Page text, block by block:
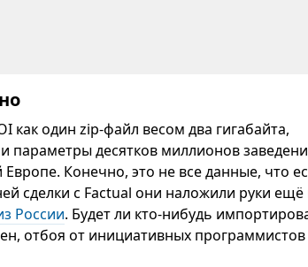
как один zip-файл весом два гигабайта,
параметры десятков миллионов
Конечно, это не все данные, что
сделки с Factual они наложили руки ещё
России. Будет ли кто-нибудь
отбоя от инициативных программистов